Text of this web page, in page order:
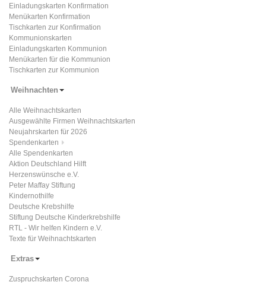
Einladungskarten Konfirmation
Menükarten Konfirmation
Tischkarten zur Konfirmation
Kommunionskarten
Einladungskarten Kommunion
Menükarten für die Kommunion
Tischkarten zur Kommunion
Weihnachten
Alle Weihnachtskarten
Ausgewählte Firmen Weihnachtskarten
Neujahrskarten für 2026
Spendenkarten
Alle Spendenkarten
Aktion Deutschland Hilft
Herzenswünsche e.V.
Peter Maffay Stiftung
Kindernothilfe
Deutsche Krebshilfe
Stiftung Deutsche Kinderkrebshilfe
RTL - Wir helfen Kindern e.V.
Texte für Weihnachtskarten
Extras
Zuspruchskarten Corona